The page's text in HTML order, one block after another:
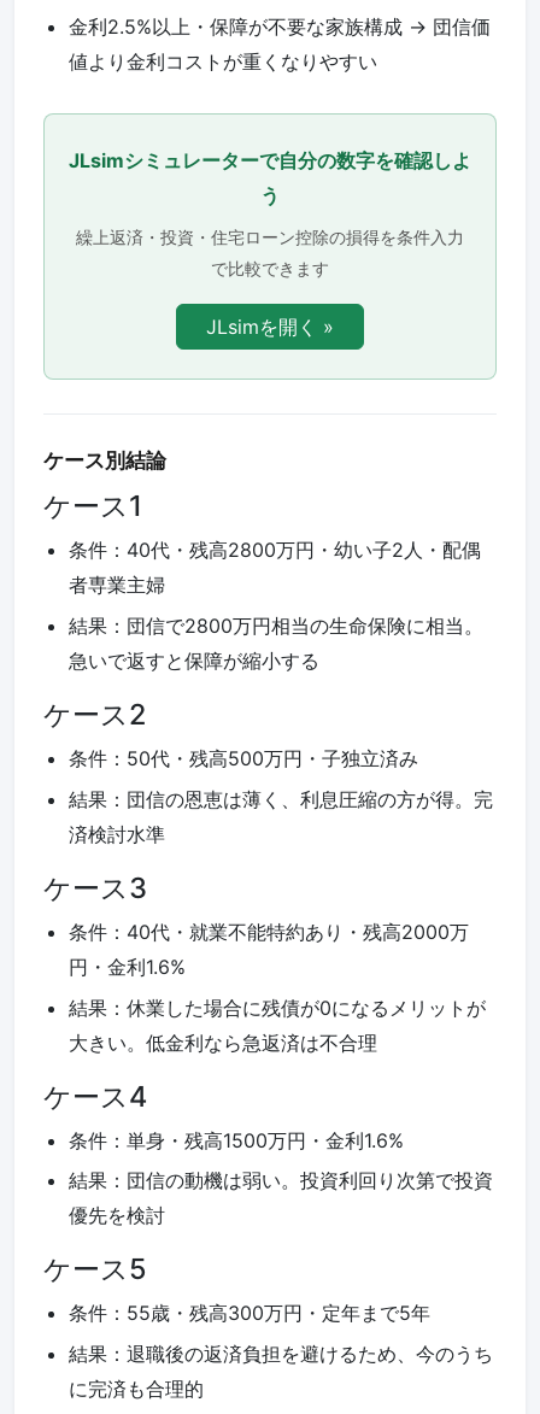
金利2.5%以上・保障が不要な家族構成 -> 団信価
値より金利コストが重くなりやすい
JLsimシミュレーターで自分の数字を確認しよ
う
繰上返済・投資・住宅ローン控除の損得を条件入力
で比較できます
JLsimを開く »
ケース別結論
ケース1
条件：40代・残高2800万円・幼い子2人・配偶
者専業主婦
結果：団信で2800万円相当の生命保険に相当。
急いで返すと保障が縮小する
ケース2
条件：50代・残高500万円・子独立済み
結果：団信の恩恵は薄く、利息圧縮の方が得。完
済検討水準
ケース3
条件：40代・就業不能特約あり・残高2000万
円・金利1.6%
結果：休業した場合に残債が0になるメリットが
大きい。低金利なら急返済は不合理
ケース4
条件：単身・残高1500万円・金利1.6%
結果：団信の動機は弱い。投資利回り次第で投資
優先を検討
ケース5
条件：55歳・残高300万円・定年まで5年
結果：退職後の返済負担を避けるため、今のうち
に完済も合理的